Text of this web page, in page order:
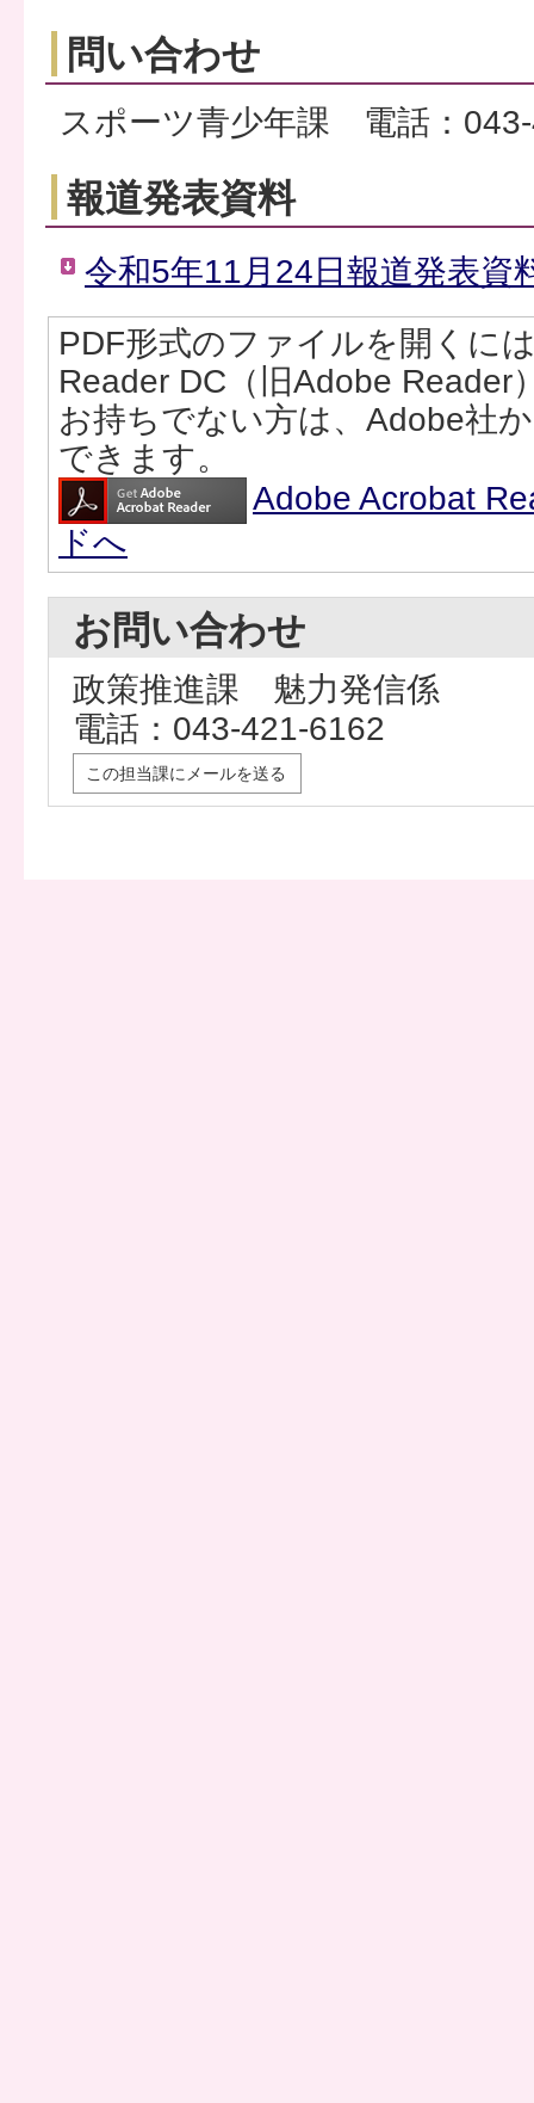
問い合わせ
スポーツ青少年課 電話：
報道発表資料
令和5年11月24日報道発表資
PDF形式のファイルを開くに
Reader DC（旧Adobe Reader
お持ちでない方は、Adobe社
できます。
Adobe Acrobat
ドへ
お問い合わせ
政策推進課 魅力発信係
電話：043-421-6162
この担当課にメールを送る